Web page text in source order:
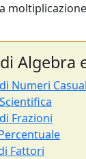
Algebra
Numeri
Frazioni
Fattori